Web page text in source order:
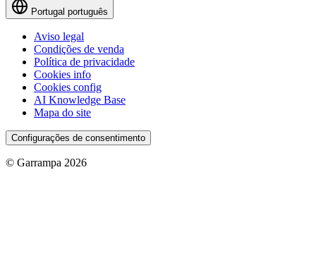
Portugal português
Aviso legal
Condições de venda
Política de privacidade
Cookies info
Cookies config
AI Knowledge Base
Mapa do site
Configurações de consentimento
© Garrampa 2026